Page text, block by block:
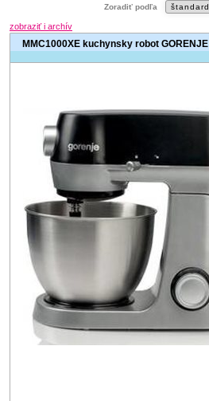
Electrolux
Gorenje
Zelmer
náš TIP
Výpredaj
V letáku
Zľavnený výrobok
Zoradiť podľa
zobraziť i archív
MMC1000XE kuchynsky robot GORENJE